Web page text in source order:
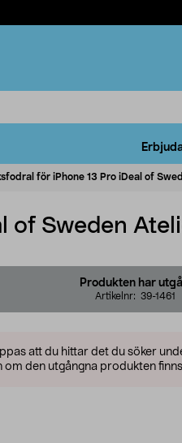
för iPhone 13 Pro iDeal of
of Sweden
Produkten har
Artikelnr: 39-1461
att du hittar det du söker
om den utgångna produkten